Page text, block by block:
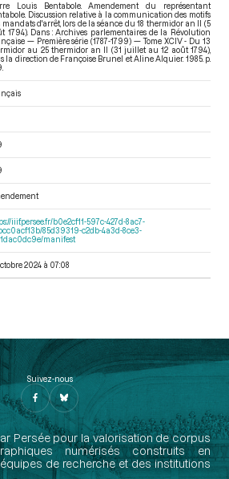
Louis Bentabole. Amendement du représentant
Discussion relative à la communication des motifs
mandats d'arrêt, lors de la séance du 18 thermidor an II (5
1794). Dans : Archives parlementaires de la Révolution
— Première série (1787-1799) — Tome XCIV - Du 13
au 25 thermidor an II (31 juillet au 12 août 1794),
la direction de Françoise Brunel et Aline Alquier. 1985. p.
iiif.persee.fr/b0e2cf11-597c-427d-8ac7-
85d39319-c2db-4a3d-8ce3-
manifest
2024 à 07:08
Suivez-nous
Persée pour la valorisation de corpus
numérisés construits en
de recherche et des institutions